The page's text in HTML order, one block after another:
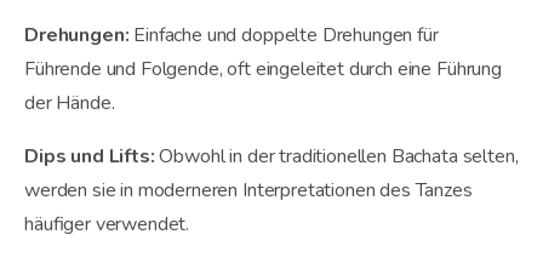
Drehungen: Einfache und doppelte Drehungen für
Führende und Folgende, oft eingeleitet durch eine Führung
der Hände.
Dips und Lifts:Obwohl in der traditionellen Bachata selten,
werden sie in moderneren Interpretationen des Tanzes
häufiger verwendet.